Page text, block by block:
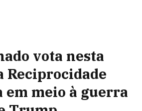
vota nesta
Reciprocidade
em meio à guerra